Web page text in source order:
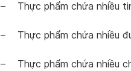
– Thực phẩm chứa nhiều
– Thực phẩm chứa nhiều
– Thực phẩm chứa nhiều